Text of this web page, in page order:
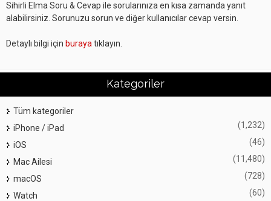
Sihirli Elma Soru & Cevap ile sorularınıza en kısa zamanda yanıt
alabilirsiniz. Sorunuzu sorun ve diğer kullanıcılar cevap versin.
Detaylı bilgi için buraya tıklayın.
Kategoriler
Tüm kategoriler
iPhone / iPad
(1,232)
iOS (46)
Mac Ailesi (11,480)
macOS (728)
Watch (60)